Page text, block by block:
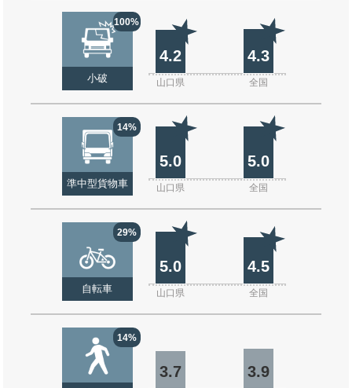
100%
小破
4.2 4.3
山口県 全国
14%
準中型貨物車
5.0 5.0
山口県 全国
29%
自転車
5.0 4.5
山口県 全国
14%
3.7 3.9